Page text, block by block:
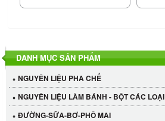
DANH MỤC SẢN PHẨM
NGUYÊN LIỆU PHA CHẾ
NGUYÊN LIỆU LÀM BÁNH - BỘT CÁC LOẠI
ĐƯỜNG-SỮA-BƠ-PHÔ MAI